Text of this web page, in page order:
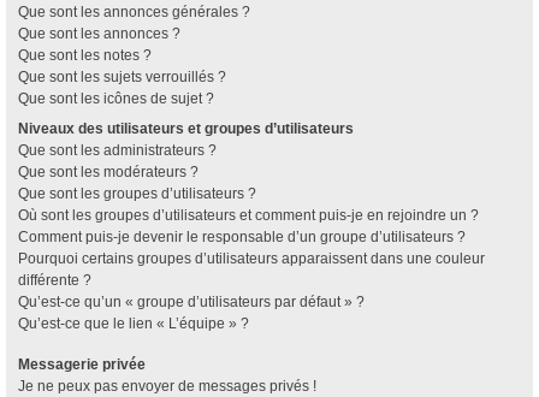
Que sont les annonces générales ?
Que sont les annonces ?
Que sont les notes ?
Que sont les sujets verrouillés ?
Que sont les icônes de sujet ?
Niveaux des utilisateurs et groupes d’utilisateurs
Que sont les administrateurs ?
Que sont les modérateurs ?
Que sont les groupes d’utilisateurs ?
Où sont les groupes d’utilisateurs et comment puis-je en rejoindre un ?
Comment puis-je devenir le responsable d’un groupe d’utilisateurs ?
Pourquoi certains groupes d’utilisateurs apparaissent dans une couleur
différente ?
Qu’est-ce qu’un « groupe d’utilisateurs par défaut » ?
Qu’est-ce que le lien « L’équipe » ?
Messagerie privée
Je ne peux pas envoyer de messages privés !